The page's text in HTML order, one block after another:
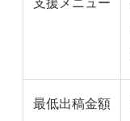
支援メニュー
最低出稿金額